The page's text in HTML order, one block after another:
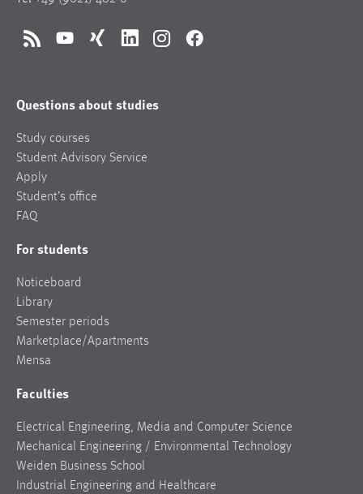
RSS YouTubeXing LinkedInInstagramFacebook
Questions about studies
Study courses
Student Advisory Service
Apply
Student’s office
FAQ
For students
Noticeboard
Library
Semester periods
Marketplace/Apartments
Mensa
Faculties
Electrical Engineering, Media and Computer Science
Mechanical Engineering / Environmental Technology
Weiden Business School
Industrial Engineering and Healthcare